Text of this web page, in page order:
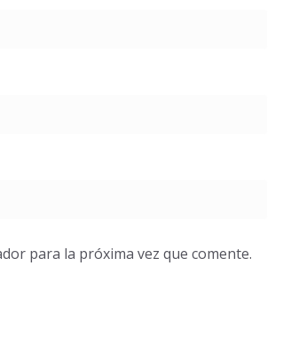
para la próxima vez que comente.